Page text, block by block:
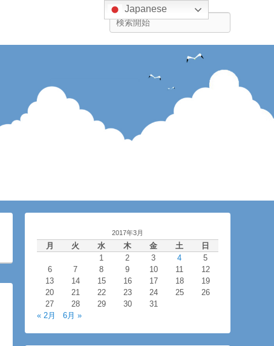
検
索
2017年3月
月 火 水 木 金 土
日
1
2 3 4
5
6
7 8 9 10 11
12
13
14 15 16 17 18
19
20
21 22 23 24 25
26
27
28 29 30
31
« 2月
6月 »
Japanese